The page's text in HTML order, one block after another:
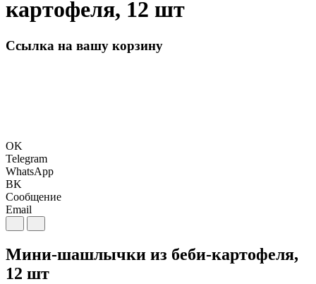
картофеля, 12 шт
Ссылка на вашу корзину
OK
Telegram
WhatsApp
BK
Сообщение
Email
Мини-шашлычки из беби-картофеля,
12 шт